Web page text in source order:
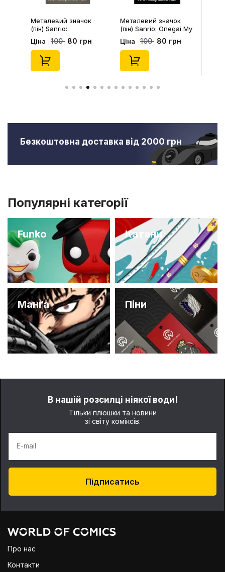
Металевий значок
(пін) Sanrio:
Pompompurin On
Christmass Tree,
(14541)
Ціна 100 80 грн
Металевий значок
(пін) Sanrio: Onegai My
Melody: Christmas My
Melody, (14543)
Ціна 100 80 грн
Безкоштовна доставка від 2000 грн
Популярні категорії
Funko Катани
Манґа Піни
В нашій розсилці ніякої води!
Тільки плюшки та новини
зі світу коміксів.
E-mail
Підписатись
Про нас
Контакти